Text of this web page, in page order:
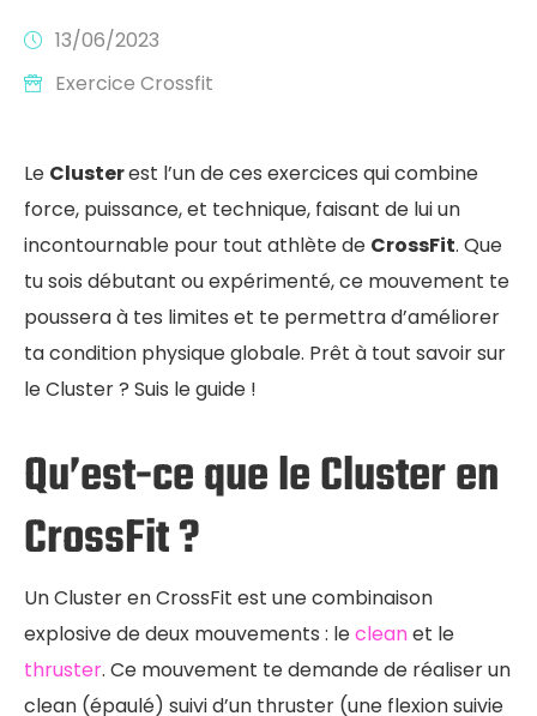
13/06/2023
Exercice Crossfit
Le Clusterest l’un de ces exercices qui combine
force, puissance, et technique, faisant de lui un
incontournable pour tout athlète de CrossFit. Que
tu sois débutant ou expérimenté, ce mouvement te
poussera à tes limites et te permettra d’améliorer
ta condition physique globale. Prêt à tout savoir sur
le Cluster ? Suis le guide !
Qu’est-ce que le Cluster en
CrossFit ?
Un Cluster en CrossFit est une combinaison
explosive de deux mouvements : lecleanet le
thruster. Ce mouvement te demande de réaliser un
clean (épaulé) suivi d’un thruster (une flexion suivie